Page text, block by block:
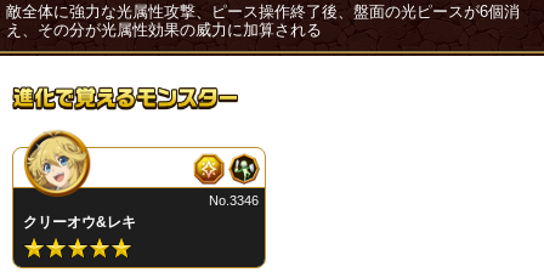
敵全体に強力な光属性攻撃、ピース操作終了後、盤面の光ピースが6個消
え、その分が光属性効果の威力に加算される
クリーオウ&レキ
No.3346